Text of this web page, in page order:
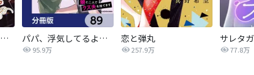
悪女は仮面の騎士に騙されない パパ、浮気してるよ？娘と二人でクズ夫を捨てます【分冊版】
95.9万
恋と弾丸
257.9万 77.8万